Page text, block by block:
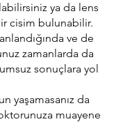
ya da lens
cisim bulunabilir.
ve de
zamanlarda da
sonuçlara yol
yaşamasanız da
muayene